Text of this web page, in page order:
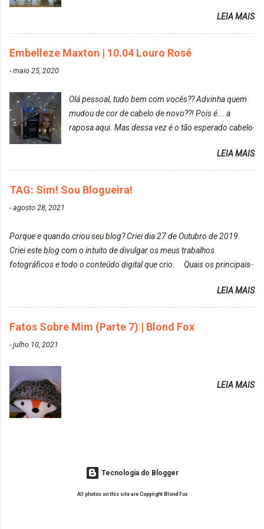
diria que gosto mais de fotografar, mas comecei a
gostar bastante de ser a minha modelo. Você tem
uma boa câmera para fotografar? Ainda não tenho
uma super câmera profissional. Por enquanto, a
suas fotos? Sim. Posto aqui e pelas minhas páginas.
Tumblr, We heart it, ou instagram? Instagram. Eu
particularmente não gosto de Tumblr e nem do We
elas fiquem no modo original? Sou do time foto
de um determinado lugar ou de algo que estou
fotografan...
LEIA MAIS
Embelleze Maxton | 10.04 Louro Rosé
-maio 25, 2020
Olá pessoal, tudo bem com vocês?? Advinha quem
mudou de cor de cabelo de novo??! Pois é... a
raposa aqui. Mas dessa vez é o tão esperado cabelo
Louro Rosé Se vocês não acompanharam a saga do
meu cabelo colorido, vou deixar aqui embaixo, o link
de todos que fiz para vocês verem: ✨ Alfaparf | Alta
Moda é... Creative Crazy Colors Pink
Turkiss Blue
https://www.adrielly.com.br/2020/02/keraton-hard-
colors-turkiss-blue.html ✨ Alpha Line | Máscara
Ozzy Lilac
em meu cabelo, pois, sempre jogava tinta em cima
LEIA MAIS
TAG: Sim! Sou Blogueira!
-agosto 28, 2021
Porque e quando criou seu blog? Criei dia 27 de Outubro de 2019.
Criei este blog com o intuito de divulgar os meus trabalhos
fotográficos e todo o conteúdo digital que crio. Quais os principais
vida de Blogueira? Tem sido um sonho. Minha família me apoia muito.
Qual a parte chata da vida de Blogueira? Às vezes, a criatividade vai
embora... O que tem de melhor em ser Blogueira? Ver o seu trabalho
sendo reconhecido. Aonde deseja chegar com o seu Blog? Muito
além daquilo que imagino. Seu blog pra você é profissional ou passa-
tempo? Vejo como sendo profissional. Me empenho muito fazendo
tudo para ele. Quais blogs acompanha, e quais indica? Eu acompanho
o Drilly Design e comecei a ler as postagens do antigo blog da Sweet
Carol "Magic Days". Tem sido fácil o convívio com seguidoras e
leitoras? Claro. Seu blog já esta como quer, ou ainda ...
LEIA MAIS
Fatos Sobre Mim (Parte 7) | Blond Fox
-julho 10, 2021
LEIA MAIS
Tecnologia do Blogger
All photos on this site are Copyright Blond Fox